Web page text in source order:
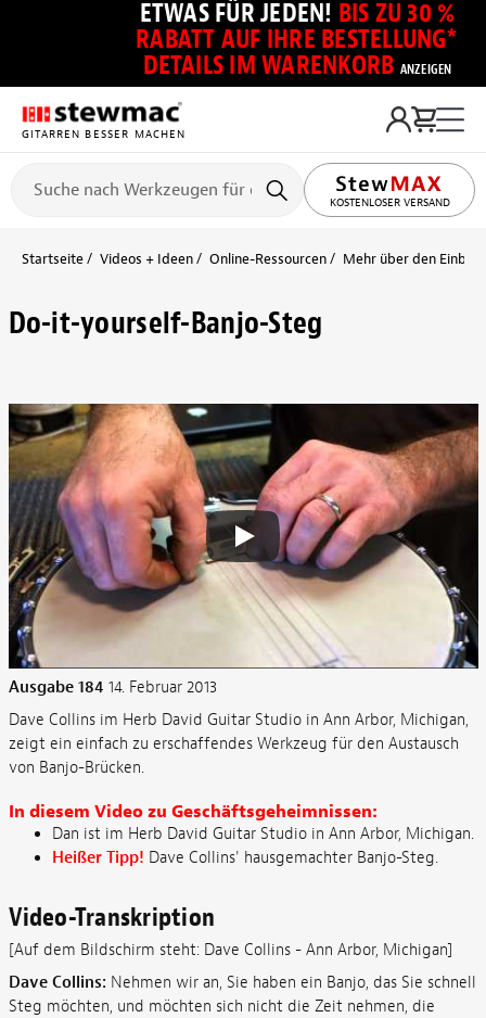
ETWAS FÜR JEDEN! BIS ZU 30 %
RABATT AUF IHRE BESTELLUNG*
DETAILS IM WARENKORB ANZEIGEN
GITARREN BESSER MACHEN
KOSTENLOSER VERSAND
Startseite Videos + Ideen Online-Ressourcen Mehr über den
Do-it-yourself-Banjo-Steg
Ausgabe 184 14. Februar 2013
Dave Collins im Herb David Guitar Studio in Ann Arbor, Michigan,
zeigt ein einfach zu erschaffendes Werkzeug für den Austausch
von Banjo-Brücken.
In diesem Video zu Geschäftsgeheimnissen:
Dan ist im Herb David Guitar Studio in Ann Arbor, Michigan.
Heißer Tipp! Dave Collins' hausgemachter Banjo-Steg.
Video-Transkription
[Auf dem Bildschirm steht: Dave Collins - Ann Arbor, Michigan]
Dave Collins: Nehmen wir an, Sie haben ein Banjo, das Sie schnell
Steg möchten, und möchten sich nicht die Zeit nehmen, die